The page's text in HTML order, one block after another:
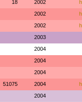
18 2002
2002
2002
2003
2004
2004
2004
51075 2004
2004